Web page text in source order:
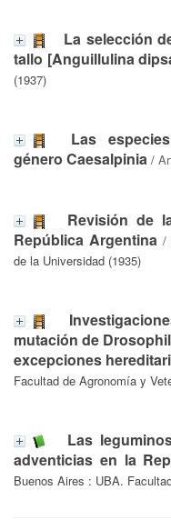
La selección
tallo [Anguillulina
(1937)
Las
género Caesalpinia /
Revisión de
República Argentina/
de la Universidad (1935)
mutación de
excepciones
Facultad de Agronomía y
Las
adventicias en la
Buenos Aires : UBA.